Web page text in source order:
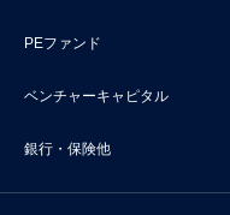
PEファンド
ベンチャーキャピタル
銀行・保険他